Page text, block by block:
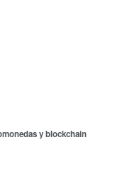
y blockchain